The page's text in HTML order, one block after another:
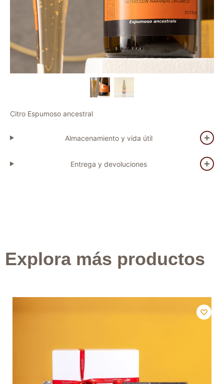
Citro Espumoso ancestral
Almacenamiento y vida útil
Entrega y devoluciones
Explora más productos